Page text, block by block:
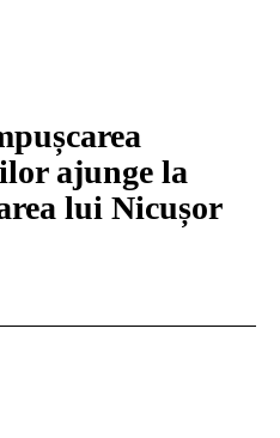
ajunge la
lui Nicușor